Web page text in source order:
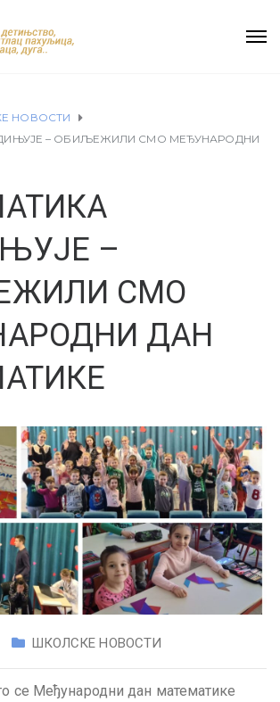
НОВОСТИ
– ОБИЉЕЖИЛИ СМО МЕЂУНАРОДНИ
–
СМО
ДАН
ШКОЛСКЕ НОВОСТИ
се Међународни дан математике